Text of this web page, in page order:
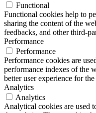
Functional
Functional cookies help to
sharing the content of the
feedbacks, and other third-
Performance
Performance
Performance cookies are
performance indexes of the
better user experience for
Analytics
Analytics
Analytical cookies are used